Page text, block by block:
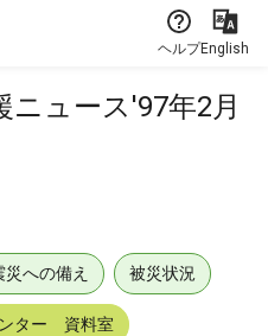
ヘルプEnglish
ュース'97年2月
災への備え 被災状況
ター 資料室